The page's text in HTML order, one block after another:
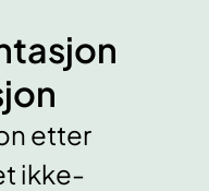
etter
ikke-